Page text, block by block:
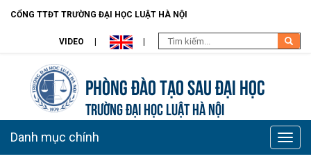
CỔNG TTĐT TRƯỜNG ĐẠI HỌC LUẬT HÀ NỘI
VIDEO
Phòng Đào tạo Sau đại học
TRƯỜNG ĐẠI HỌC LUẬT HÀ NỘI
Toggle
Danh mục chính